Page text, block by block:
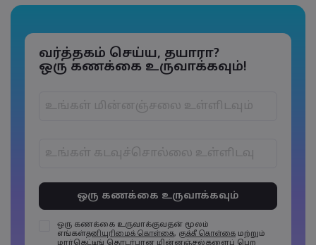
வர்த்தகம் செய்ய, தயாரா?
ஒரு கணக்கை உருவாக்கவும்!
இருக்க வேண்டும்
கடவுச்சொற்களில் குறைந்தது 1 எழுத்து
எண்ணாக இருக்க வேண்டும்
கடவுச்சொற்களில் குறைந்தது 1 எழுத்து பெரிய
ஒரு கணக்கை உருவாக்குவதன் மூலம்
எங்கள்தனியுரிமைக் கொள்கை, குக்கீ கொள்கை மற்றும்